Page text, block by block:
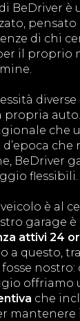
BeDriver è
pensato
di chi
il proprio
diverse
che
che
BeDriver
flessibili.
è al
garage
attivi 24
a questo,
nostro:
offriamo
che
mantenere